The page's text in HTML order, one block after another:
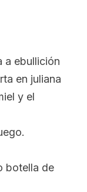
a ebullición
en juliana
y el
botella de